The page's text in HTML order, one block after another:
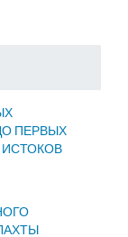
ПЕРВЫХ
ИСТОКОВ